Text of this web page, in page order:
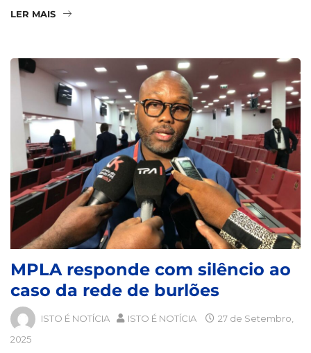
LER MAIS
MPLA responde com silêncio ao
caso da rede de burlões
ISTO É NOTÍCIA ISTO É NOTÍCIA
27 de Setembro,
2025